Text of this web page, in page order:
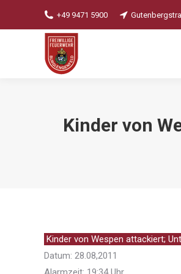
+49 9471 5900
Kinder von
Kinder von Wespen attackiert;
Datum: 28.08,2011